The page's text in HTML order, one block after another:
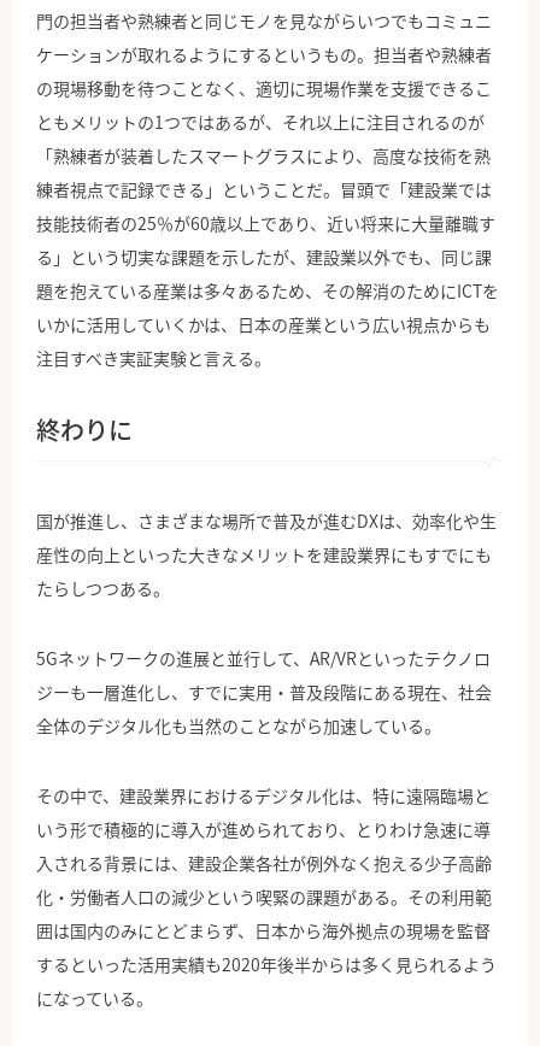
門の担当者や熟練者と同じモノを見ながらいつでもコミュニ
ケーションが取れるようにするというもの。担当者や熟練者
の現場移動を待つことなく、適切に現場作業を支援できるこ
ともメリットの1つではあるが、それ以上に注目されるのが
「熟練者が装着したスマートグラスにより、高度な技術を熟
練者視点で記録できる」ということだ。冒頭で「建設業では
技能技術者の25％が60歳以上であり、近い将来に大量離職す
る」という切実な課題を示したが、建設業以外でも、同じ課
題を抱えている産業は多々あるため、その解消のためにICTを
いかに活用していくかは、日本の産業という広い視点からも
注目すべき実証実験と言える。
終わりに
国が推進し、さまざまな場所で普及が進むDXは、効率化や生
産性の向上といった大きなメリットを建設業界にもすでにも
たらしつつある。
5Gネットワークの進展と並行して、AR/VRといったテクノロ
ジーも一層進化し、すでに実用・普及段階にある現在、社会
全体のデジタル化も当然のことながら加速している。
その中で、建設業界におけるデジタル化は、特に遠隔臨場と
いう形で積極的に導入が進められており、とりわけ急速に導
入される背景には、建設企業各社が例外なく抱える少子高齢
化・労働者人口の減少という喫緊の課題がある。その利用範
囲は国内のみにとどまらず、日本から海外拠点の現場を監督
するといった活用実績も2020年後半からは多く見られるよう
になっている。